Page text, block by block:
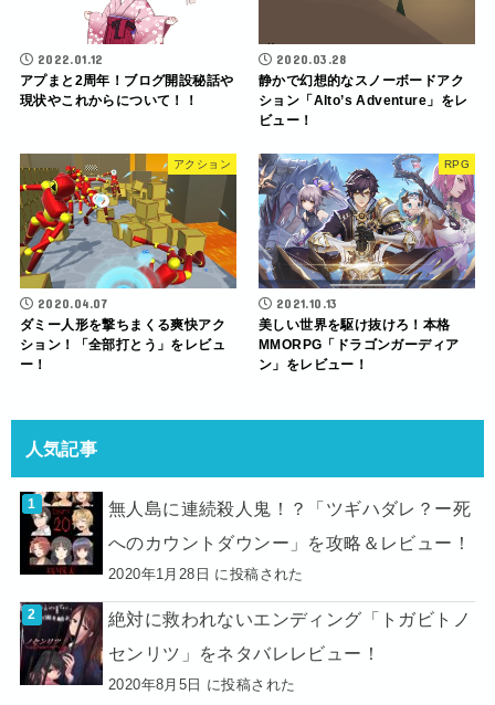
2022.01.12
アプまと2周年！ブログ開設秘話や
現状やこれからについて！！
2020.03.28
静かで幻想的なスノーボードアク
ション「Alto’s Adventure」をレ
ビュー！
アクション
2020.04.07
ダミー人形を撃ちまくる爽快アク
ション！「全部打とう」をレビュ
ー！
RPG
2021.10.13
美しい世界を駆け抜けろ！本格
MMORPG「ドラゴンガーディア
ン」をレビュー！
人気記事
無人島に連続殺人鬼！？「ツギハダレ？ー死
へのカウントダウンー」を攻略＆レビュー！
2020年1月28日 に投稿された
絶対に救われないエンディング「トガビトノ
センリツ」をネタバレレビュー！
2020年8月5日 に投稿された